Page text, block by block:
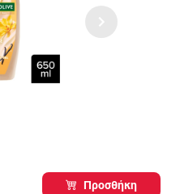
Προσθήκη